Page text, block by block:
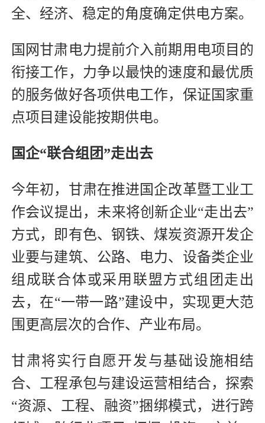
全、经济、稳定的角度确定供电方案。
国网甘肃电力提前介入前期用电项目的
衔接工作，力争以最快的速度和最优质
的服务做好各项供电工作，保证国家重
点项目建设能按期供电。
国企“联合组团”走出去
今年初，甘肃在推进国企改革暨工业工
作会议提出，未来将创新企业“走出去”
方式，即有色、钢铁、煤炭资源开发企
业要与建筑、公路、电力、设备类企业
组成联合体或采用联盟方式组团走出
去，在“一带一路”建设中，实现更大范
围更高层次的合作、产业布局。
甘肃将实行自愿开发与基础设施相结
合、工程承包与建设运营相结合，探索
“资源、工程、融资”捆绑模式，进行跨